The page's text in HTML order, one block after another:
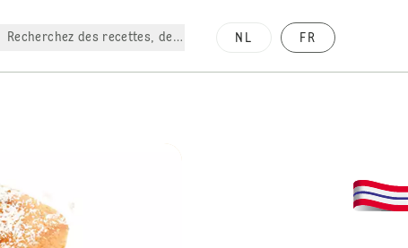
Recherchez des recettes, des produits, etc.
NL FR